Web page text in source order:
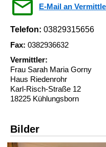
E-Mail an
Telefon: 03829315656
Fax: 0382936632
Vermittler:
Frau Sarah Maria Gorny
Haus Riedenrohr
Karl-Risch-Straße 12
18225 Kühlungsborn
Bilder